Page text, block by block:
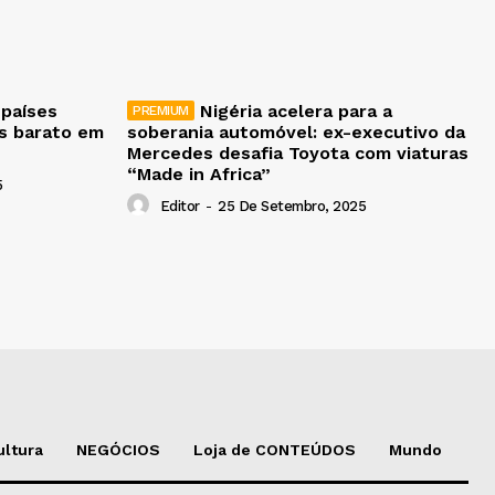
barato em
Nigéria acelera para a
soberania automóvel: ex-executivo da
Mercedes desafia Toyota com viaturas
“Made in Africa”
Editor - 25 De Setembro, 2025
NEGÓCIOS Loja de CONTEÚDOS Mundo